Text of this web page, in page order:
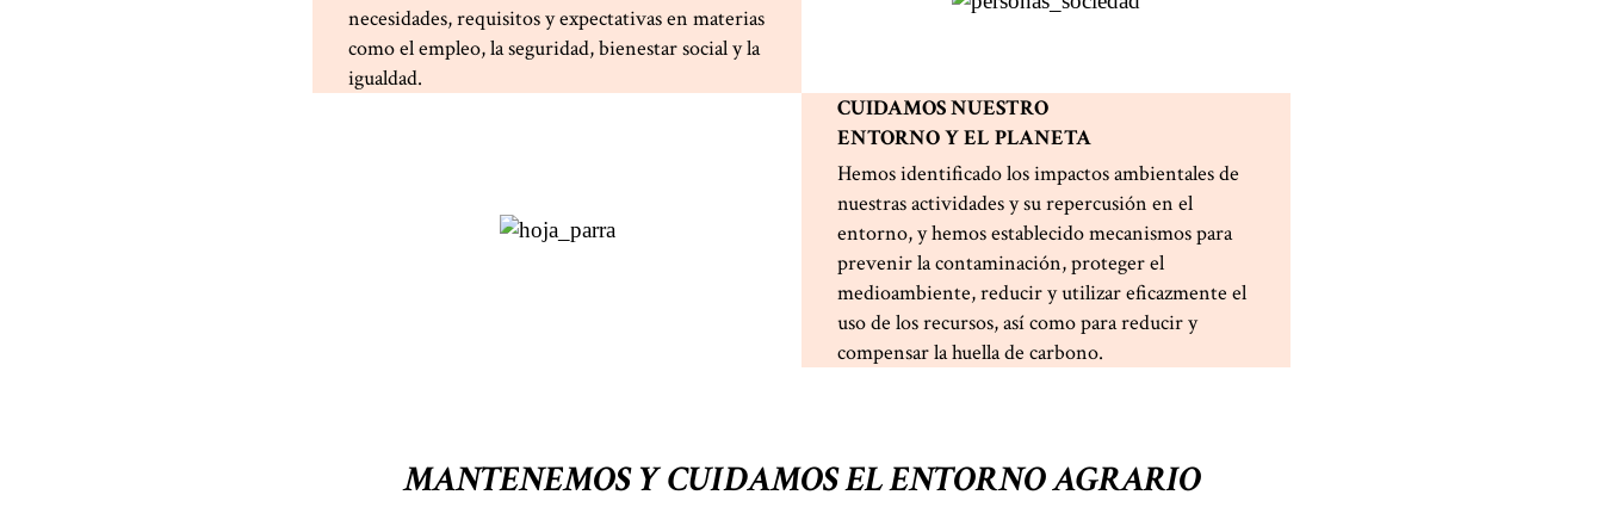
necesidades, requisitos y expectativas en materias
como el empleo, la seguridad, bienestar social y la
igualdad.
CUIDAMOS NUESTRO
ENTORNO Y EL PLANETA
Hemos identificado los impactos ambientales de
nuestras actividades y su repercusión en el
entorno, y hemos establecido mecanismos para
prevenir la contaminación, proteger el
medioambiente, reducir y utilizar eficazmente el
uso de los recursos, así como para reducir y
compensar la huella de carbono.
MANTENEMOS Y CUIDAMOS EL ENTORNO AGRARIO